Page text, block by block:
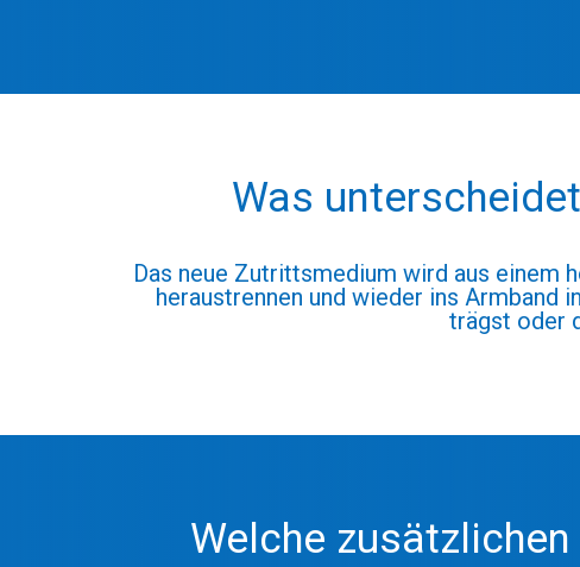
Was
Das neue Zutrittsmedium wird aus einem
heraustrennen und wieder ins Armband
trägst oder
Welche